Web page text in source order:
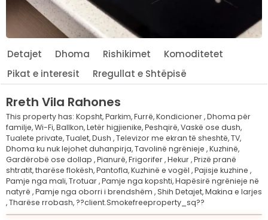
Detajet Dhoma Rishikimet
Komoditetet
Pikat e interesit
Rregullat e Shtëpisë
Rreth Vila Rahones
This property has: Kopsht,Parkim,Furrë,Kondicioner ,Dhoma për
familje,Wi-Fi,Ballkon,Letër higjienike,Peshqirë,Vaskë ose dush,
Tualete private,Tualet,Dush ,Televizor me ekran të sheshtë,TV,
Dhoma ku nuk lejohet duhanpirja,Tavolinë ngrënieje ,Kuzhinë,
Gardërobë ose dollap ,Pianurë,Frigorifer ,Hekur ,Prizë pranë
shtratit,tharëse flokësh,Pantofla,Kuzhinë e vogël ,Pajisje kuzhine ,
Pamje nga mali,Trotuar ,Pamje nga kopshti,Hapësirë ngrënieje në
natyrë ,Pamje nga oborri i brendshëm ,Shih Detajet,Makina e larjes
,Tharëse rrobash, ??client.Smokefreeproperty_sq??
Leaflet | © OpenStreetMap © CARTO